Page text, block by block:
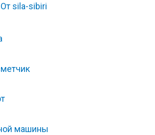
sila-sibiri
машины